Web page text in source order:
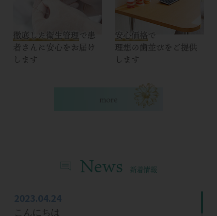
徹底した衛生管理で患
者さんに安心をお届け
します
安心価格で
理想の歯並びをご提供
します
News 新着情報
2023.04.24
こんにちは